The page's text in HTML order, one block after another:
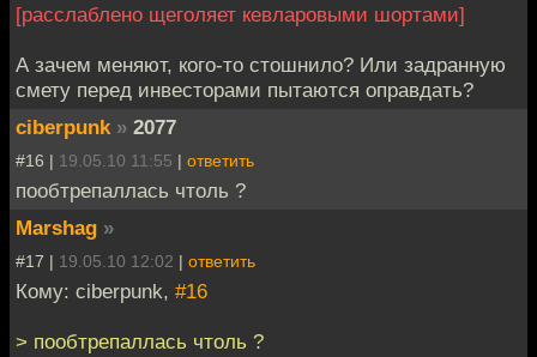
[расслаблено щеголяет кевларовыми шортами]
А зачем меняют, кого-то стошнило? Или задранную
смету перед инвесторами пытаются оправдать?
ciberpunk » 2077
#16 | 19.05.10 11:55 | ответить
пообтрепаллась чтоль ?
Marshag »
#17 | 19.05.10 12:02 | ответить
Кому: ciberpunk, #16
> пообтрепаллась чтоль ?